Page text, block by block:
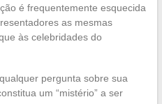
é frequentemente esquecida
as mesmas
às celebridades do
pergunta sobre sua
um “mistério” a ser